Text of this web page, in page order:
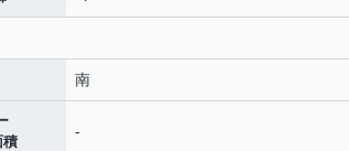
南
積
-